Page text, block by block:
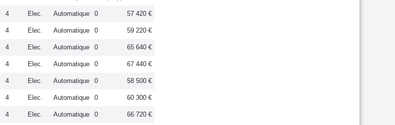
4 Elec. Automatique 0 57 420 €
4 Elec. Automatique 0 59 220 €
4 Elec. Automatique 0 65 640 €
4 Elec. Automatique 0 67 440 €
4 Elec. Automatique 0 58 500 €
4 Elec. Automatique 0 60 300 €
4 Elec. Automatique 0 66 720 €